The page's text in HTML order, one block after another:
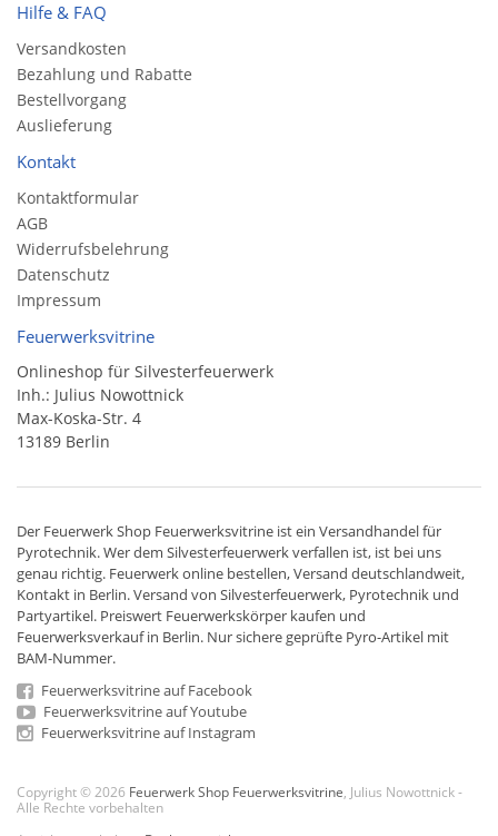
Hilfe & FAQ
Versandkosten
Bezahlung und Rabatte
Bestellvorgang
Auslieferung
Kontakt
Kontaktformular
AGB
Widerrufsbelehrung
Datenschutz
Impressum
Feuerwerksvitrine
Onlineshop für Silvesterfeuerwerk
Inh.: Julius Nowottnick
Max-Koska-Str. 4
13189 Berlin
Der Feuerwerk Shop Feuerwerksvitrine ist ein Versandhandelfür
Pyrotechnik. Wer dem Silvesterfeuerwerk verfallen ist, ist bei uns
genau richtig. Feuerwerk online bestellen,Versand deutschlandweit,
Kontakt in Berlin. Versand von Silvesterfeuerwerk, Pyrotechnik und
Partyartikel. Preiswert Feuerwerkskörper kaufen und
Feuerwerksverkauf in Berlin. Nur sichere geprüfte Pyro-Artikel mit
BAM-Nummer.
Feuerwerksvitrine auf Facebook
Feuerwerksvitrine auf Youtube
Feuerwerksvitrine auf Instagram
Copyright © 2026 Feuerwerk Shop Feuerwerksvitrine , Julius Nowottnick -
Alle Rechte vorbehalten